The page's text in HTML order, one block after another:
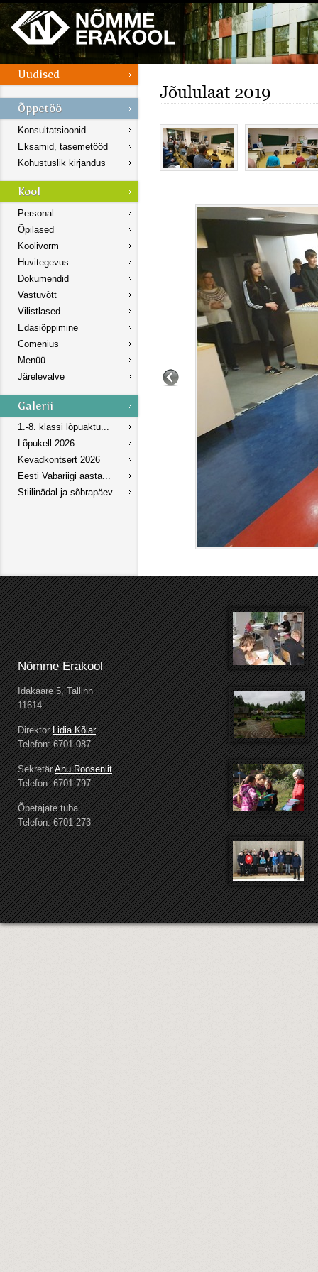
Konsultatsioonid
Eksamid, tasemetööd
Kohustuslik kirjandus
Personal
Õpilased
Koolivorm
Huvitegevus
Dokumendid
Vastuvõtt
Vilistlased
Edasiõppimine
Comenius
Menüü
Järelevalve
1.-8. klassi lõpuaktu...
Lõpukell 2026
Kevadkontsert 2026
Eesti Vabariigi aasta...
Stiilinädal ja sõbrapäev
Jõululaat 2019
Nõmme Erakool
Idakaare 5, Tallinn
11614
DirektorLidia Kõlar
Telefon: 6701 087
SekretärAnu Rooseniit
Telefon: 6701 797
Õpetajate tuba
Telefon: 6701 273